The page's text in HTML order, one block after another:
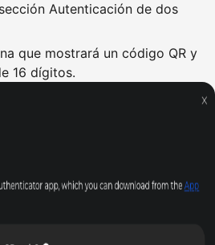
Autenticación de dos
que mostrará un código QR y
16 dígitos.